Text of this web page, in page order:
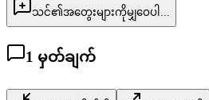
သင်၏အတွေးများကိုမျှဝေပါ...
1 မှတ်ချက်